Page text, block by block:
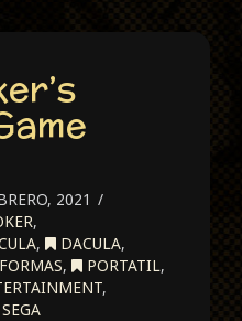
2021
,
, DACULA,
, PORTATIL,
,
SEGA